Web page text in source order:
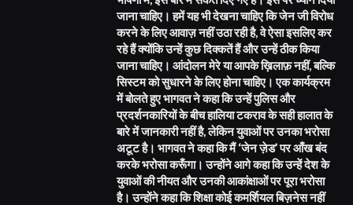
जाना चाहिए। हमें यह भी देखना चाहिए कि जेन जी विरोध
करने के लिए आवाज़ नहीं उठा रही है, वे ऐसा इसलिए कर
रहे हैं क्योंकि उन्हें कुछ दिक्कतें हैं और उन्हें ठीक किया
जाना चाहिए। आंदोलन मेरे या आपके ख़िलाफ़ नहीं, बल्कि
सिस्टम को सुधारने के लिए होना चाहिए। एक कार्यक्रम
में बोलते हुए भागवत ने कहा कि उन्हें पुलिस और
प्रदर्शनकारियों के बीच हालिया टकराव के सही हालात के
बारे में जानकारी नहीं है, लेकिन युवाओं पर उनका भरोसा
अटूट है। भागवत ने कहा कि मैं ‘जेन ज़ेड’ पर आँख बंद
करके भरोसा करूँगा। उन्होंने आगे कहा कि उन्हें देश के
युवाओं की नीयत और उनकी आकांक्षाओं पर पूरा भरोसा
है। उन्होंने कहा कि शिक्षा कोई कमर्शियल बिज़नेस नहीं